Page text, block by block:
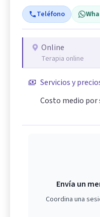
Teléfono
Online
Terapia online
Servicios y
Costo medio por
Envía un
Coordina una